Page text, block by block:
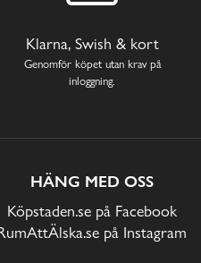
Klarna, Swish & kort
Genomför köpet utan krav på
inloggning.
HÄNG MED OSS
Köpstaden.se på Facebook
på Instagram